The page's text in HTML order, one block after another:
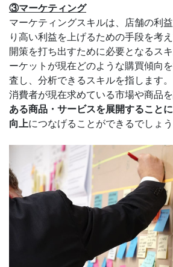
③マーケティング
マーケティングスキルは、店舗の利
り高い利益を上げるための手段を考
開策を打ち出すために必要となるス
ーケットが現在どのような購買傾向
査し、分析できるスキルを指します。
消費者が現在求めている市場や商品を
ある商品・サービスを展開すること
向上につなげることができるでしょう